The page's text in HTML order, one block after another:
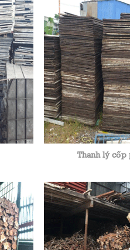
Thanh lý cốp